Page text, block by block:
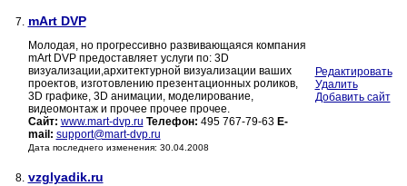
7. mArt DVP
Молодая, но прогрессивно развивающаяся компания
mArt DVP предоставляет услуги по: 3D
визуализации,архитектурной визуализации ваших
проектов, изготовлению презентационных роликов,
3D графике, 3D анимации, моделирование,
видеомонтаж и прочее прочее прочее.
Сайт: www.mart-dvp.ru Телефон: 495 767-79-63 E-
mail: support@mart-dvp.ru
Дата последнего изменения: 30.04.2008
Редактировать
Удалить
Добавить сайт
8. vzglyadik.ru